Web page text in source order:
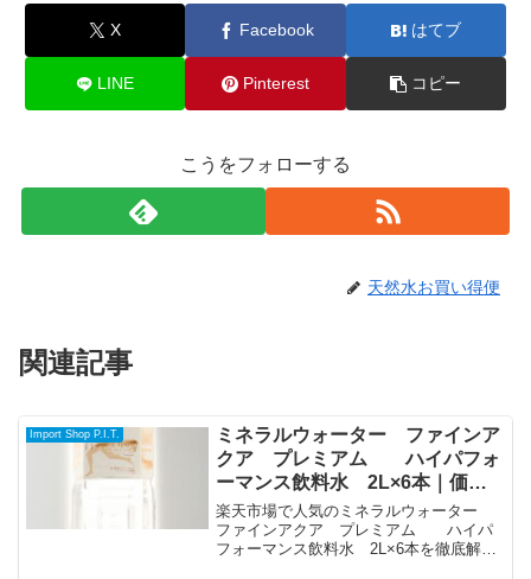
X Facebook はてブ
LINE Pinterest コピー
こうをフォローする
天然水お買い得便
関連記事
Import Shop P.I.T.
ミネラルウォーター ファインア
クア プレミアム ハイパフォ
ーマンス飲料水 2L×6本｜価
格・送料・ポイント還元まとめ
楽天市場で人気のミネラルウォーター
ファインアクア プレミアム ハイパ
フォーマンス飲料水 2L×6本を徹底解